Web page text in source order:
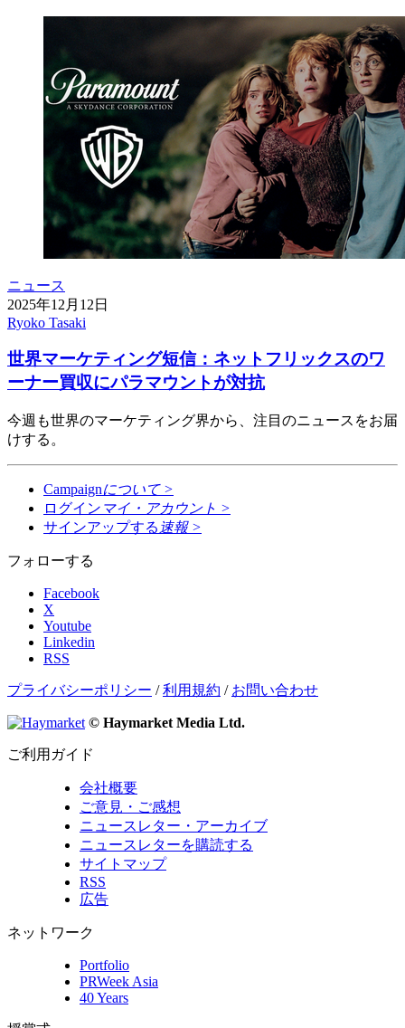
ニュース
2025年12月12日
Ryoko Tasaki
世界マーケティング短信：ネットフリックスのワ
ーナー買収にパラマウントが対抗
今週も世界のマーケティング界から、注目のニュースをお届
けする。
Campaignについて >
ログイン マイ・アカウント >
サインアップする 速報 >
フォローする
Facebook
X
Youtube
Linkedin
RSS
プライバシーポリシー /利用規約 / お問い合わせ
© Haymarket Media Ltd.
ご利用ガイド
会社概要
ご意見・ご感想
ニュースレター・アーカイブ
ニュースレターを購読する
サイトマップ
RSS
広告
ネットワーク
Portfolio
PRWeek Asia
40 Years